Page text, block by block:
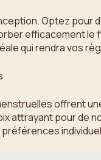
Optez
efficacement
qui rendra vos
offrent
attrayant pour de